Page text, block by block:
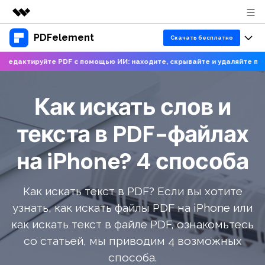
Рекомендуемые продукты
Цифровая креативность AIGC
Бизнес
Решения
Новости
Покупка
Поддержка
PDFelement Скачать бесплатно
Продукты
PDFelement для Windows
PDFelement для Mac
Мобильные приложения
PDFelement для iPhone/iPad
PDFelement для Android
Онлайн-редактор PDF
Функции
Учебные
Читать PDF
Аннотировать PDF
Создавать PDF
Распечатать PDF
ИИ
Чат с PDF
ИИ-переводчик PDF
Проверка грамматики PDF с ИИ
Чат с изображениями
Ресурсы и поддержка
PDFelement для Windows
PDFelement для Mac
PDFelement для iOS
Блог
Статьи для Windows
Инструктивные статьи
Центр загрузки
Бизнес
PDF с помощью ИИ: находите, скрывайте и удаляйте
Как искать слов и
текста в PDF-файлах
на iPhone? 4 способа
Как искать текст в PDF? Если вы хотите
узнать, как искать файлы PDF на iPhone или
как искать текст в файле PDF, ознакомьтесь
со статьей, мы приводим 4 возможных
способа.